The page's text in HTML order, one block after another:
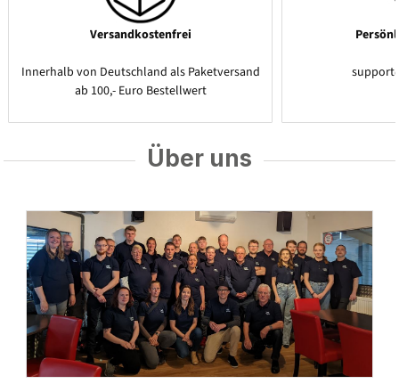
Versandkostenfrei
Innerhalb von Deutschland als Paketversand
ab 100,- Euro Bestellwert
Über uns